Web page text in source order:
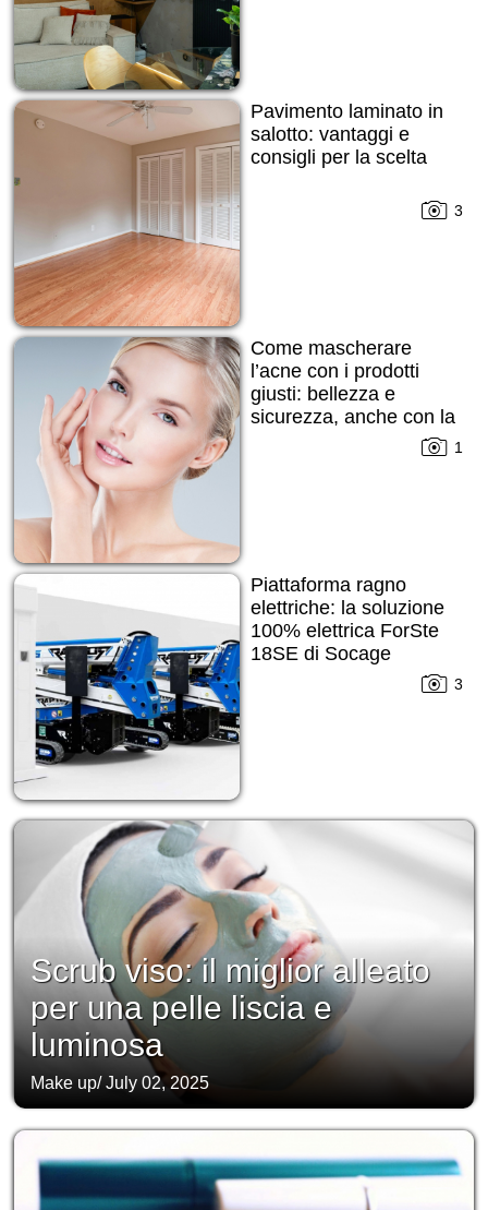
Pavimento laminato in
salotto: vantaggi e
consigli per la scelta
3
Come mascherare
l’acne con i prodotti
giusti: bellezza e
sicurezza, anche con la
1
Piattaforma ragno
elettriche: la soluzione
100% elettrica ForSte
18SE di Socage
3
Scrub viso: il miglior alleato
per una pelle liscia e
luminosa
Make up/July 02, 2025